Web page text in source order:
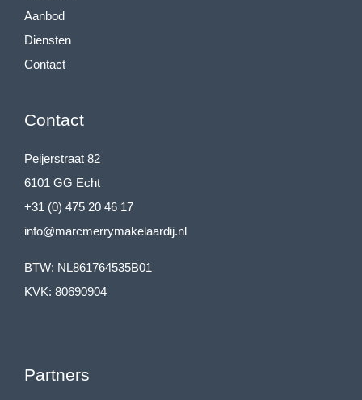
Aanbod
Diensten
Contact
Contact
Peijerstraat 82
6101 GG Echt
+31 (0) 475 20 46 17
info@marcmerrymakelaardij.nl
BTW: NL861764535B01
KVK: 80690904
Partners